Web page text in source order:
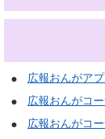
広報おんがア
広報おんがコ
広報おんがコ